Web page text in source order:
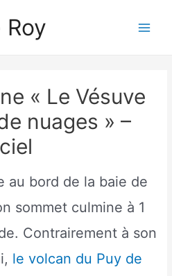
Roy
« Le Vésuve
nuages » –
au bord de la baie de
sommet culmine à 1
Contrairement à son
le volcan du Puy de